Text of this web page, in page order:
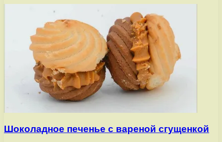
Шоколадное печенье с вареной сгущенкой